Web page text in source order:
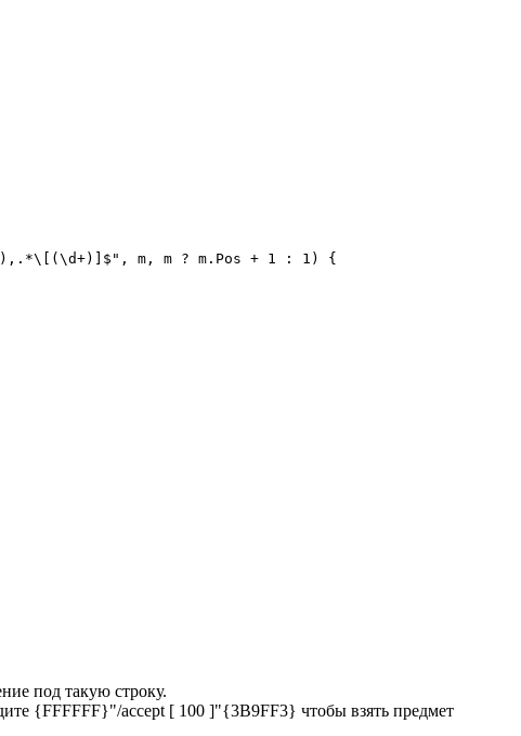
m, m ? m.Pos + 1 : 1) {
под такую строку.
{FFFFFF}"/accept [ 100 ]"{3B9FF3} чтобы взять предмет